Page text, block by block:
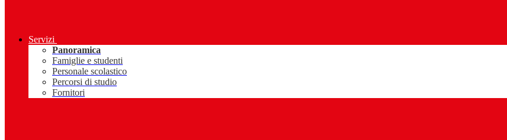
Servizi
Panoramica
Famiglie e studenti
Personale scolastico
Percorsi di studio
Fornitori